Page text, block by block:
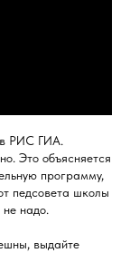
в РИС ГИА.
Это объясняется
программу,
педсовета школы
не надо.
выдайте